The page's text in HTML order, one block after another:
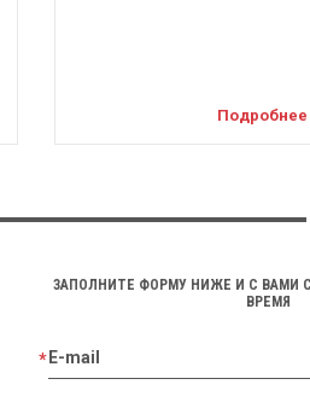
Подробнее
ЗАПОЛНИТЕ ФОРМУ НИЖЕ И С ВАМИ
ВРЕМЯ
E-mail